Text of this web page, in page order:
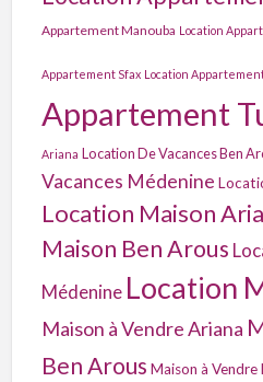
Appartement Manouba Location
Appartement Sfax Location
Appartement
Ariana Location De Vacances Ben
Vacances Médenine
Location Maison
Maison Ben Arous
Médenine Location
Maison à Vendre Ariana
Ben Arous Maison à Vendre